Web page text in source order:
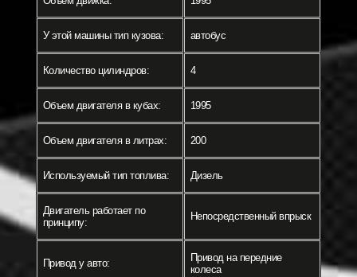
У этой машины тип кузова: автобус
Количество цилиндров: 4
Объем двигателя в кубах: 1995
Объем двигателя в литрах: 200
Используемый тип топлива: Дизель
Двигатель работает по
принципу:
Непосредственный впрыск
Привод у авто:
Привод на передние
колеса